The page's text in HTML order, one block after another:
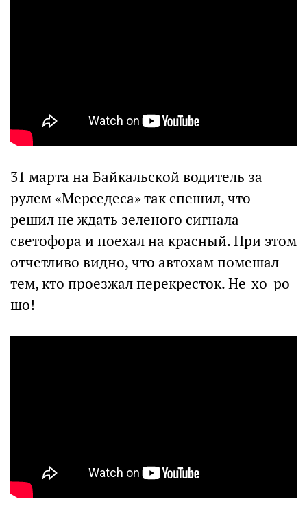
31 марта на Байкальской водитель за
рулем «Мерседеса» так спешил, что
решил не ждать зеленого сигнала
светофора и поехал на красный. При этом
отчетливо видно, что автохам помешал
тем, кто проезжал перекресток. Не-хо-ро-
шо!